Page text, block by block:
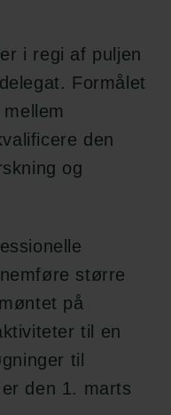
i regi af puljen
Formålet
den
og
større
på
til en
til
den 1. marts